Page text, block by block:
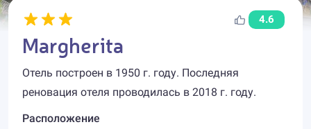
4.6
Margherita
Отель построен в 1950 г. году. Последняя
реновация отеля проводилась в 2018 г. году.
Расположение